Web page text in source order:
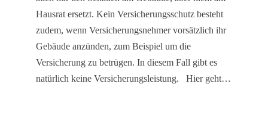
Hausrat ersetzt. Kein Versicherungsschutz besteht
zudem, wenn Versicherungsnehmer vorsätzlich ihr
Gebäude anzünden, zum Beispiel um die
Versicherung zu betrügen. In diesem Fall gibt es
natürlich keine Versicherungsleistung. Hier geht…